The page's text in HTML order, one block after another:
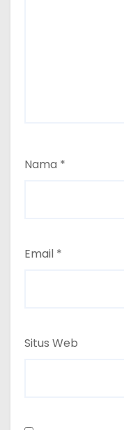
Nama *
Email *
Situs Web